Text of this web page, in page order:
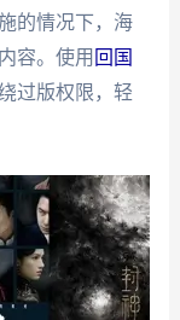
的情况下，海
容。使用回国
过版权限，轻